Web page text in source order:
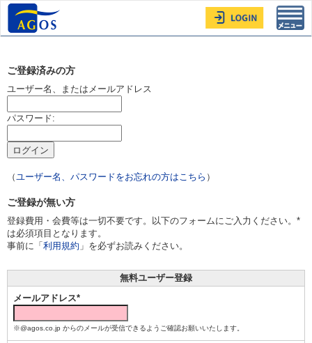
ご登録済みの方
ユーザー名、またはメールアドレス
パスワード:
（ユーザー名、パスワードをお忘れの方はこちら ）
ご登録が無い方
登録費用・会費等は一切不要です。以下のフォームにご入力ください。*
は必須項目となります。
事前に「 利用規約 」を必ずお読みください。
無料ユーザー登録
メールアドレス*
※@agos.co.jp からのメールが受信できるようご確認お願いいたします。